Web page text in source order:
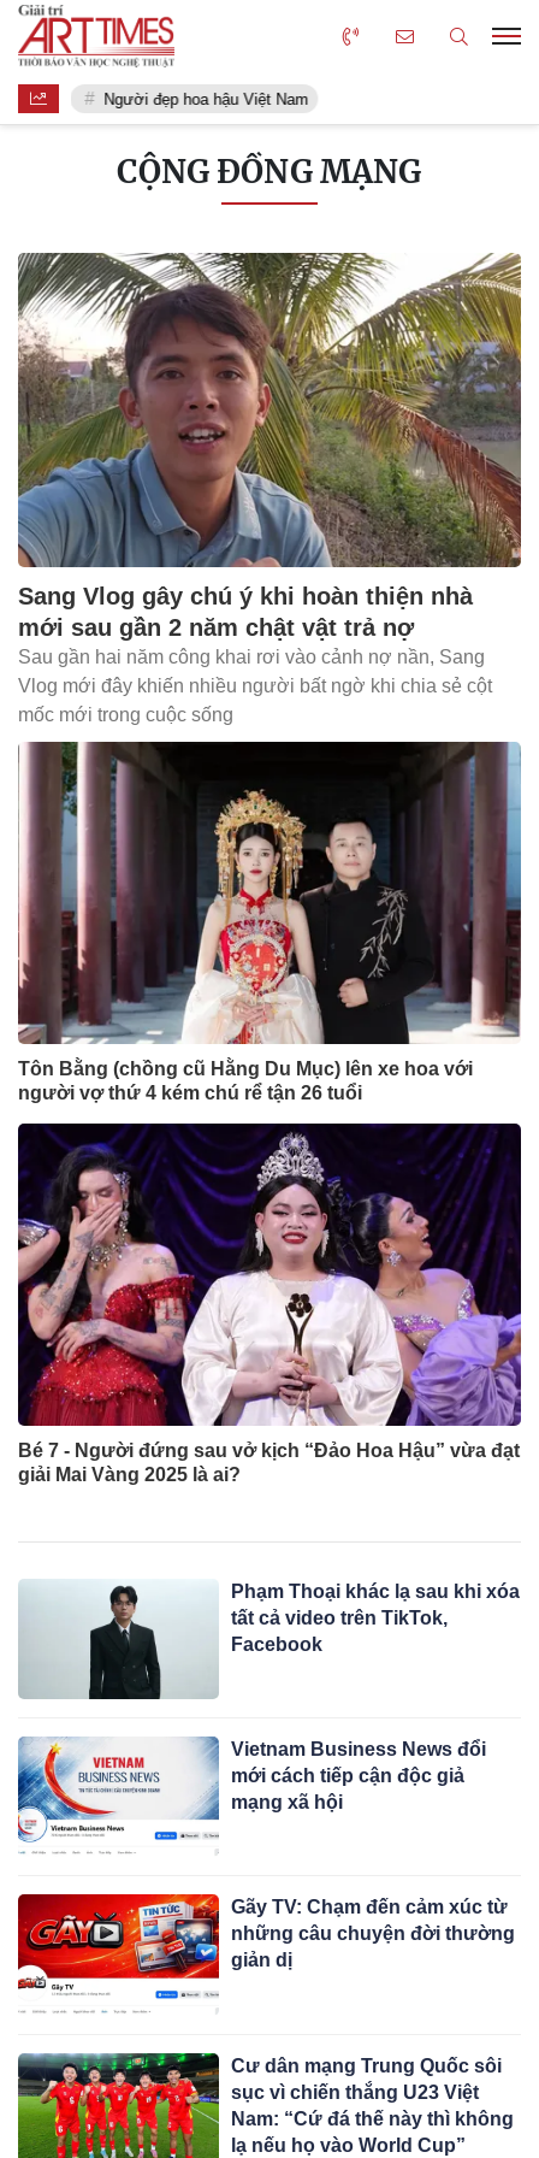
Người đẹp hoa hậu Việt Nam
CỘNG ĐỒNG MẠNG
Sang Vlog gây chú ý khi hoàn thiện nhà
mới sau gần 2 năm chật vật trả nợ
Sau gần hai năm công khai rơi vào cảnh nợ nần, Sang
Vlog mới đây khiến nhiều người bất ngờ khi chia sẻ cột
mốc mới trong cuộc sống
Tôn Bằng (chồng cũ Hằng Du Mục) lên xe hoa với
người vợ thứ 4 kém chú rể tận 26 tuổi
Bé 7 - Người đứng sau vở kịch “Đảo Hoa Hậu” vừa đạt
giải Mai Vàng 2025 là ai?
Phạm Thoại khác lạ sau khi xóa
tất cả video trên TikTok,
Facebook
Vietnam Business News đổi
mới cách tiếp cận độc giả
mạng xã hội
Gãy TV: Chạm đến cảm xúc từ
những câu chuyện đời thường
giản dị
Cư dân mạng Trung Quốc sôi
sục vì chiến thắng U23 Việt
Nam: “Cứ đá thế này thì không
lạ nếu họ vào World Cup”